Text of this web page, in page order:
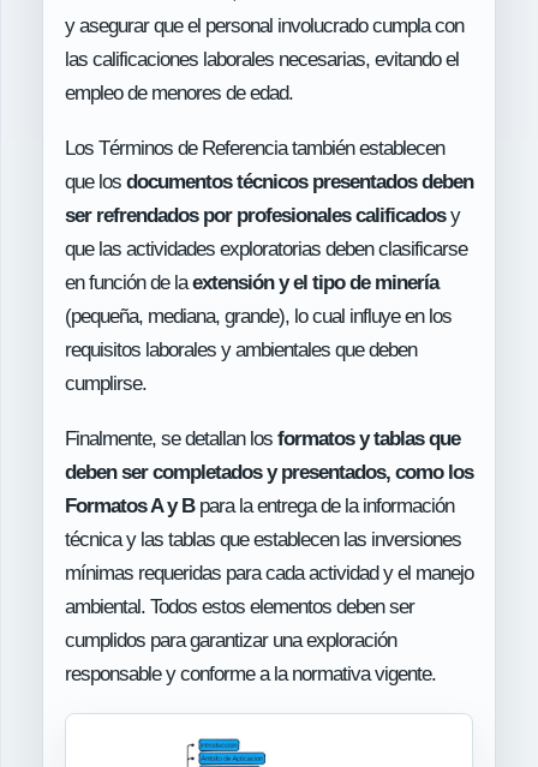
y asegurar que el personal involucrado cumpla con
las calificaciones laborales necesarias, evitando el
empleo de menores de edad.
Los Términos de Referencia también establecen
que los documentos técnicos presentados deben
ser refrendados por profesionales calificadosy
que las actividades exploratorias deben clasificarse
en función de laextensión y el tipo de minería
(pequeña, mediana, grande), lo cual influye en los
requisitos laborales y ambientales que deben
cumplirse.
Finalmente, se detallan los formatos y tablas que
deben ser completados y presentados, como los
Formatos A y Bpara la entrega de la información
técnica y las tablas que establecen las inversiones
mínimas requeridas para cada actividad y el manejo
ambiental. Todos estos elementos deben ser
cumplidos para garantizar una exploración
responsable y conforme a la normativa vigente.